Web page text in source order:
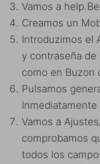
Vamos a
Creamos un
Introduzimos el
y contraseña
como en Buzon
Pulsamos
Inmediatamente
Vamos a
comprobamos
todos los